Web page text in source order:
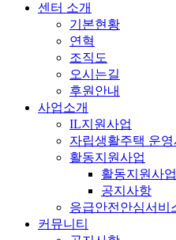
센터 소개
기본현황
연혁
조직도
오시는길
후원안내
사업소개
IL지원사업
자립생활주택 운영
활동지원사업
활동지원사업
공지사항
응급안전안심서비
커뮤니티